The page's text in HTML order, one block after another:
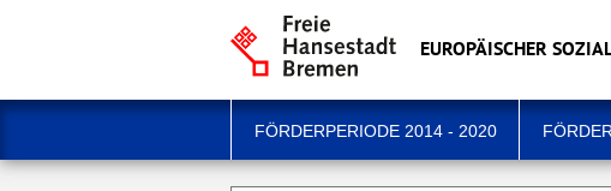
EUROPÄISCHER
FÖRDERPERIODE 2014 - 2020